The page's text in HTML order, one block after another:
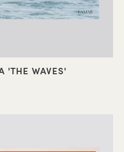
'THE WAVES'